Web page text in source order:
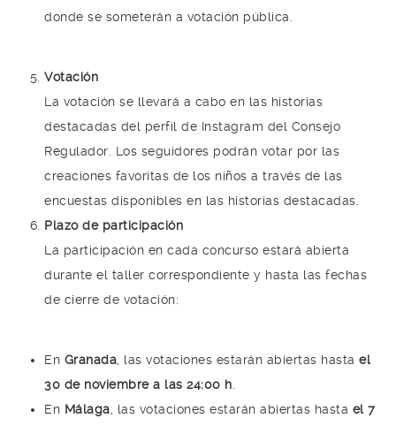
donde se someterán a votación pública.
Votación
La votación se llevará a cabo en las historias
destacadas del perfil de Instagram del Consejo
Regulador. Los seguidores podrán votar por las
creaciones favoritas de los niños a través de las
encuestas disponibles en las historias destacadas.
Plazo de participación
La participación en cada concurso estará abierta
durante el taller correspondiente y hasta las fechas
de cierre de votación:
En Granada , las votaciones estarán abiertas hasta el
30 de noviembre a las 24:00 h
En Málaga , las votaciones estarán abiertas hasta el 7